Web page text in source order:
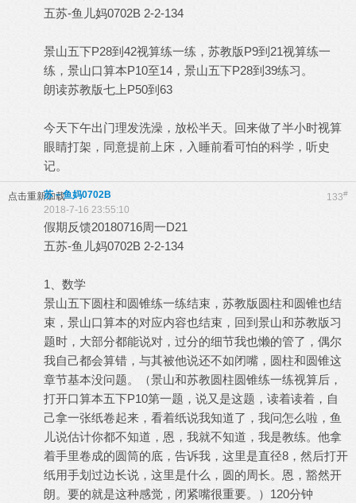
五苏-鱼儿妈0702B 2-2-134
景山五下P28到42视算练一练，苏教版P9到21视算练一
练，景山口算本P10至14，景山五下P28到39练习。
朗读苏教版七上P50到63
今天下午出门理发洗澡，放松半天。回来做了半小时视算
眼睛打架，同意提前上床，入睡前看可怕的科学，听史
记。
点击重新加载 133#
苏－鱼妈0702B
2018-7-16 23:55:10
假期反馈20180716周一D21
五苏-鱼儿妈0702B 2-2-134
1、数学
景山五下圆柱和圆锥练一练结束，苏教版圆柱和圆锥也结
束，景山口算本的对应内容也结束，回到景山和苏教版习
题时，大部分都能说对，过分的细节我也懒的管了，偶尔
我自己都会算错，与其被他说还不如闭嘴，圆柱和圆锥这
章节基本没问题。（景山和苏教圆柱圆锥练一练视算后，
打开口算本五下P10第一题，说又是这题，读着读着，自
己拿一张纸卷起来，看着纸说我知道了，我问怎么啦，鱼
儿说估计你都不知道，恩，我就不知道，我是教练。他拿
着手里卷成的圆筒的底，告诉我，这里是直径8，然后打开
纸用手划过边长说，这里是什么，圆的周长。恩，豁然开
朗。要的就是这种感觉，闭紧嘴很重要。）120分钟